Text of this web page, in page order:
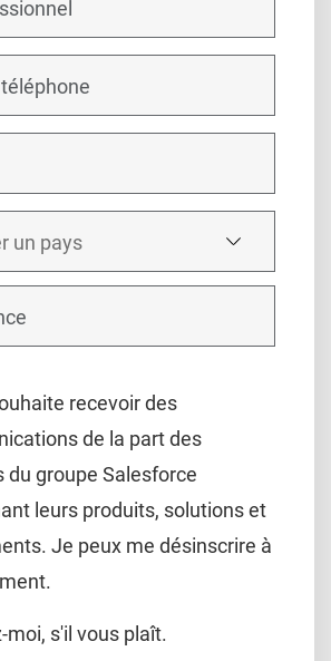
recevoir des
de la part des
du groupe Salesforce
leurs produits, solutions et
Je peux me désinscrire à
moi, s'il vous plaît.